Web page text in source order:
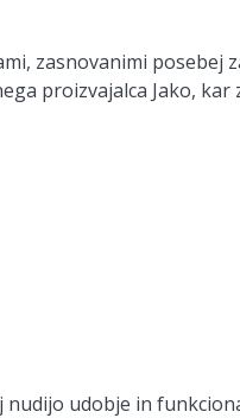
zasnovanimi posebej
proizvajalca Jako, kar
udobje in